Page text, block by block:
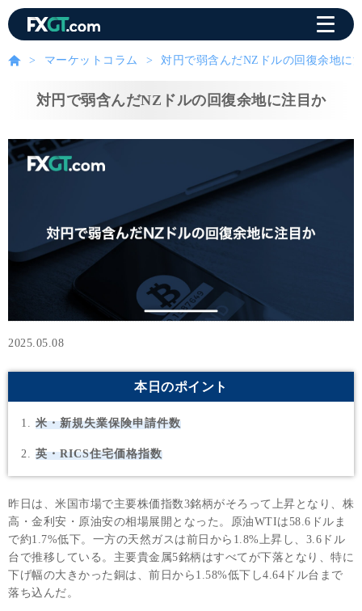
マーケットコラム 対円で弱含んだNZドルの回復余地に
対円で弱含んだNZドルの回復余地に注目か
2025.05.08
本日のポイント
米・新規失業保険申請件数
英・RICS住宅価格指数
昨日は、米国市場で主要株価指数3銘柄がそろって上昇となり、株
高・金利安・原油安の相場展開となった。原油WTIは58.6ドルま
で約1.7%低下。一方の天然ガスは前日から1.8%上昇し、3.6ドル
台で推移している。主要貴金属5銘柄はすべてが下落となり、特に
下げ幅の大きかった銅は、前日から1.58%低下し4.64ドル台まで
落ち込んだ。